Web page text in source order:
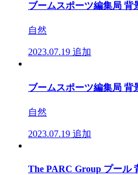
ブームスポーツ編集局 背
自然
2023.07.19 追加
ブームスポーツ編集局 背
自然
2023.07.19 追加
The PARC Group プール